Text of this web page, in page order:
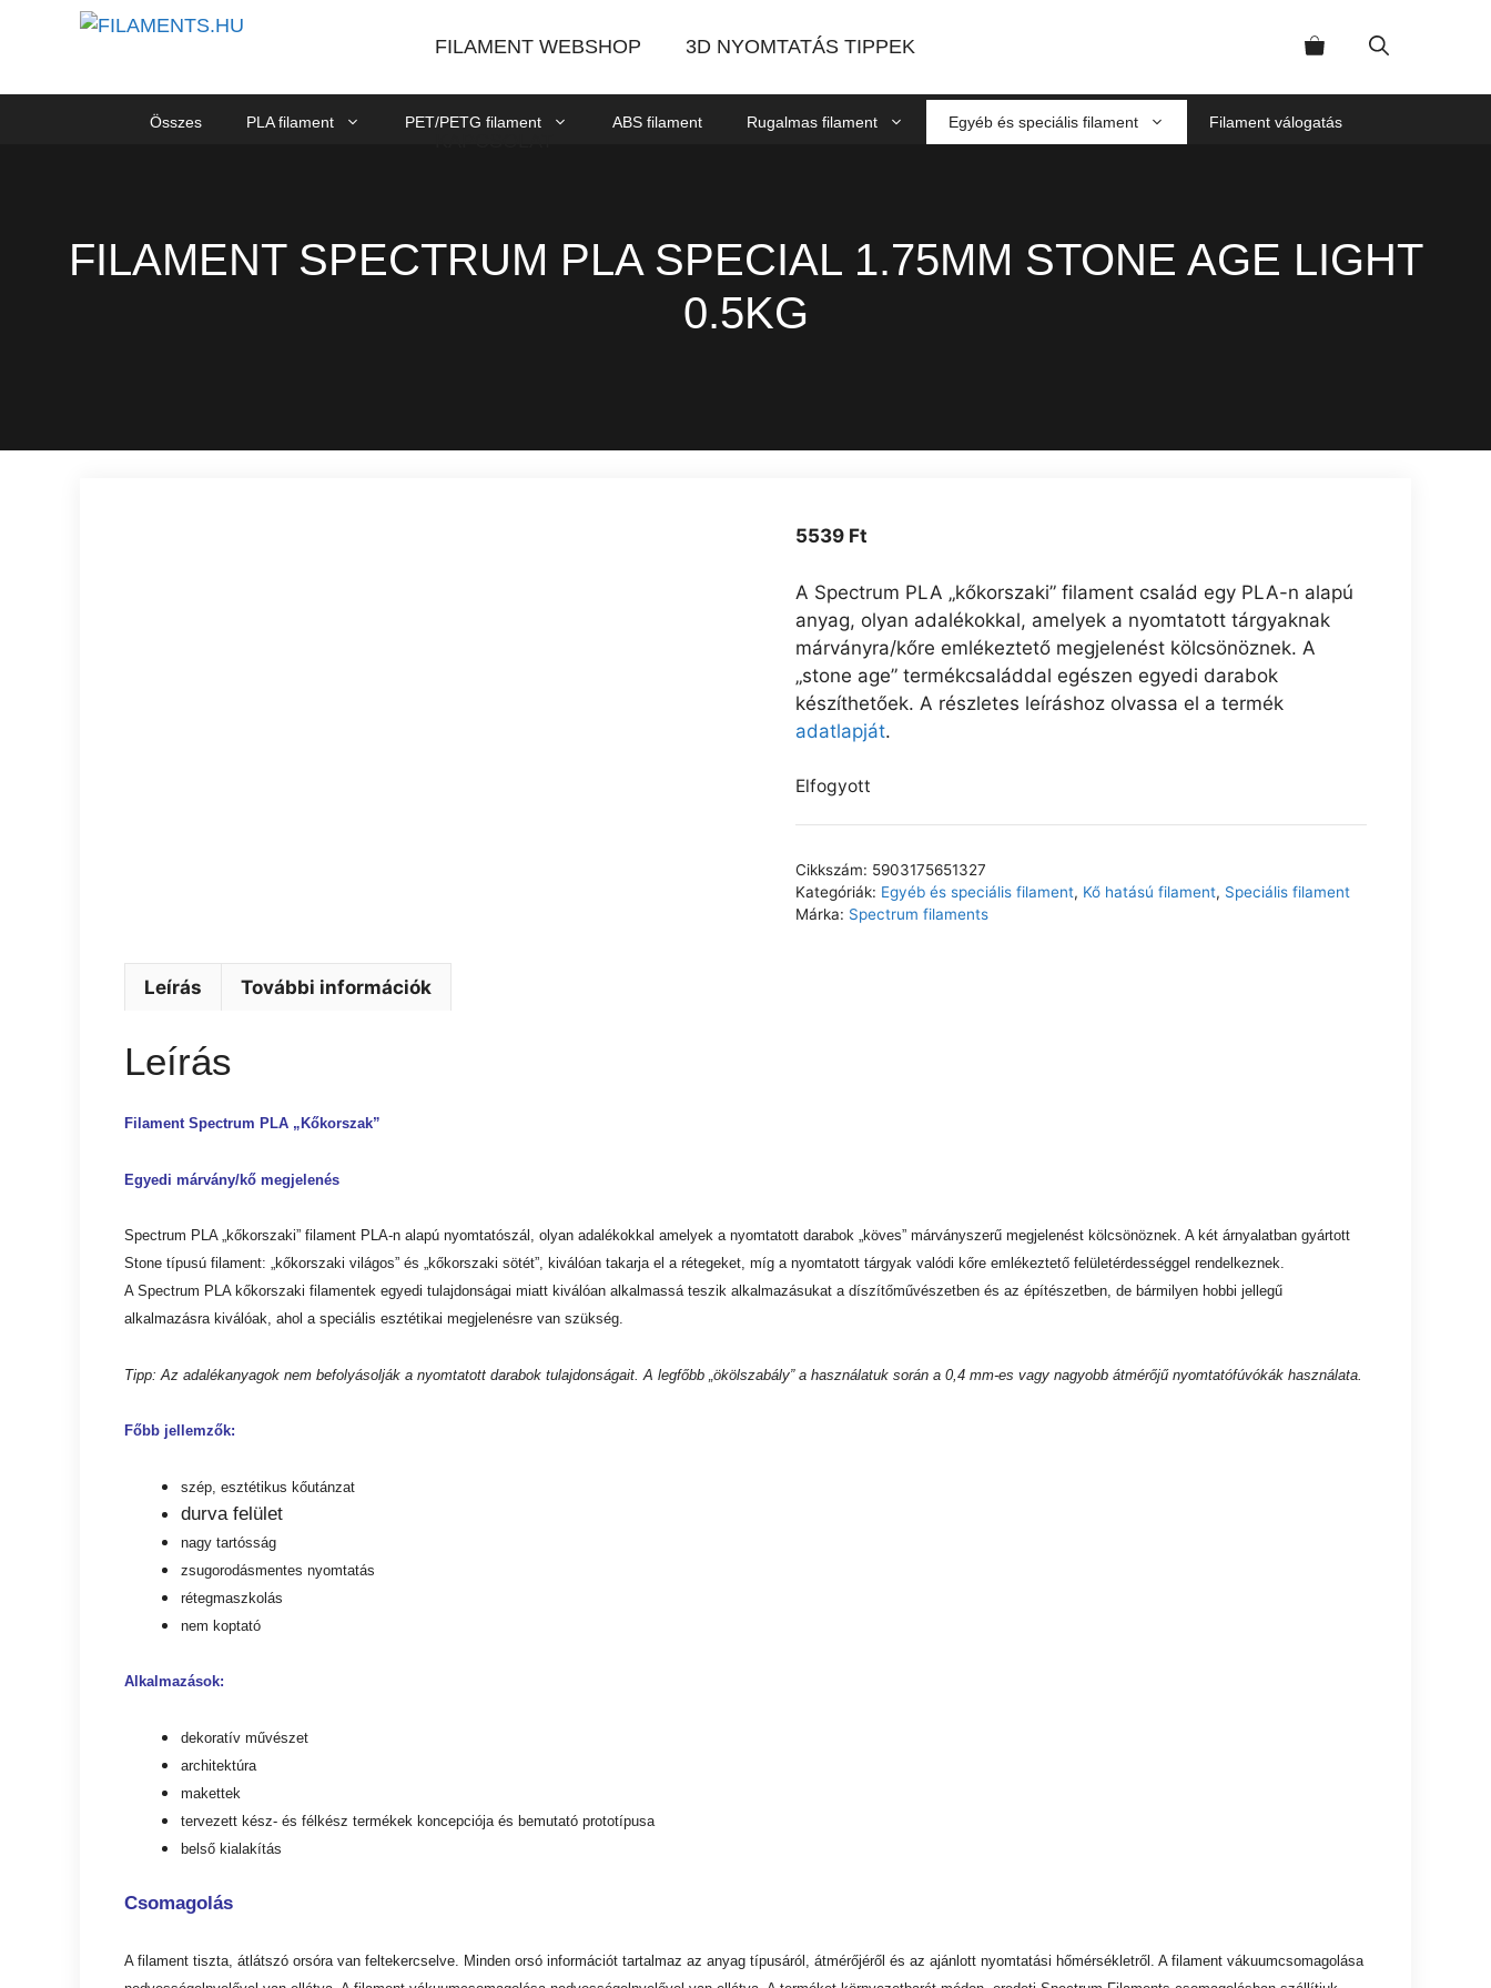
FILAMENT WEBSHOP 3D NYOMTATÁS TIPPEK
Összes PLA filament PET/PETG filament ABS filament Rugalmas filament Egyéb és speciális filament Filament válogatás
FILAMENT SPECTRUM PLA SPECIAL 1.75MM STONE AGE LIGHT
0.5KG
5539 Ft
A Spectrum PLA „kőkorszaki” filament család egy PLA-n alapú
anyag, olyan adalékokkal, amelyek a nyomtatott tárgyaknak
márványra/kőre emlékeztető megjelenést kölcsönöznek. A
„stone age” termékcsaláddal egészen egyedi darabok
készíthetőek. A részletes leíráshoz olvassa el a termék
adatlapját.
Elfogyott
Cikkszám: 5903175651327
Kategóriák: Egyéb és speciális filament, Kő hatású filament, Speciális filament
Márka: Spectrum filaments
Leírás További információk
Leírás
Filament Spectrum PLA „Kőkorszak”
Egyedi márvány/kő megjelenés
Spectrum PLA „kőkorszaki” filament PLA-n alapú nyomtatószál, olyan adalékokkal amelyek a nyomtatott darabok „köves” márványszerű megjelenést kölcsönöznek. A két árnyalatban gyártott
Stone típusú filament: „kőkorszaki világos” és „kőkorszaki sötét”, kiválóan takarja el a rétegeket, míg a nyomtatott tárgyak valódi kőre emlékeztető felületérdességgel rendelkeznek.
A Spectrum PLA kőkorszaki filamentek egyedi tulajdonságai miatt kiválóan alkalmassá teszik alkalmazásukat a díszítőművészetben és az építészetben, de bármilyen hobbi jellegű
alkalmazásra kiválóak, ahol a speciális esztétikai megjelenésre van szükség.
Tipp: Az adalékanyagok nem befolyásolják a nyomtatott darabok tulajdonságait. A legfőbb „ökölszabály” a használatuk során a 0,4 mm-es vagy nagyobb átmérőjű nyomtatófúvókák használata.
Főbb jellemzők:
szép, esztétikus kőutánzat
durva felület
nagy tartósság
zsugorodásmentes nyomtatás
rétegmaszkolás
nem koptató
Alkalmazások:
dekoratív művészet
architektúra
makettek
tervezett kész- és félkész termékek koncepciója és bemutató prototípusa
belső kialakítás
Csomagolás
A filament tiszta, átlátszó orsóra van feltekercselve. Minden orsó információt tartalmaz az anyag típusáról, átmérőjéről és az ajánlott nyomtatási hőmérsékletről. A filament vákuumcsomagolása